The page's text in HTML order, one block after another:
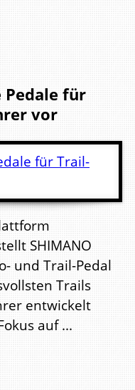
Pedale für
vor
SHIMANO
und Trail-Pedal
Trails
entwickelt
auf ...